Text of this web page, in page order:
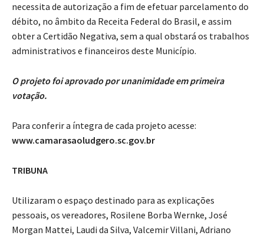
necessita de autorização a fim de efetuar parcelamento do
débito, no âmbito da Receita Federal do Brasil, e assim
obter a Certidão Negativa, sem a qual obstará os trabalhos
administrativos e financeiros deste Município.
O projeto foi aprovado por unanimidade em primeira
votação.
Para conferir a íntegra de cada projeto acesse:
www.camarasaoludgero.sc.gov.br
TRIBUNA
Utilizaram o espaço destinado para as explicações
pessoais, os vereadores, Rosilene Borba Wernke, José
Morgan Mattei, Laudi da Silva, Valcemir Villani, Adriano